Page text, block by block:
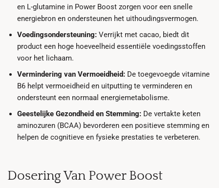
en L-glutamine in Power Boost zorgen voor een snelle
energiebron en ondersteunen het uithoudingsvermogen.
Voedingsondersteuning:Verrijkt met cacao, biedt dit
product een hoge hoeveelheid essentiële voedingsstoffen
voor het lichaam.
Vermindering van Vermoeidheid:De toegevoegde vitamine
B6 helpt vermoeidheid en uitputting te verminderen en
ondersteunt een normaal energiemetabolisme.
Geestelijke Gezondheid en Stemming:De vertakte keten
aminozuren (BCAA) bevorderen een positieve stemming en
helpen de cognitieve en fysieke prestaties te verbeteren.
Dosering Van Power Boost